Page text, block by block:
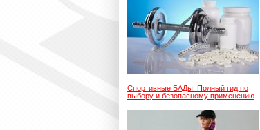
Спортивные БАДы: Полный гид по
выбору и безопасному применению